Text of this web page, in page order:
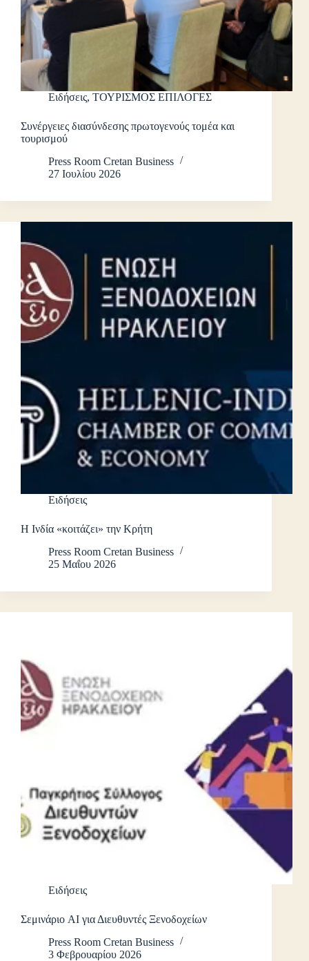
Ειδήσεις, ΤΟΥΡΙΣΜΟΣ ΕΠΙΛΟΓΕΣ
Συνέργειες διασύνδεσης πρωτογενούς τομέα και
τουρισμού
Press Room Cretan Business
27 Ιουλίου 2026
Ειδήσεις
Η Ινδία «κοιτάζει» την Κρήτη
Press Room Cretan Business
25 Μαΐου 2026
Ειδήσεις
Σεμινάριο AI για Διευθυντές Ξενοδοχείων
Press Room Cretan Business
3 Φεβρουαρίου 2026